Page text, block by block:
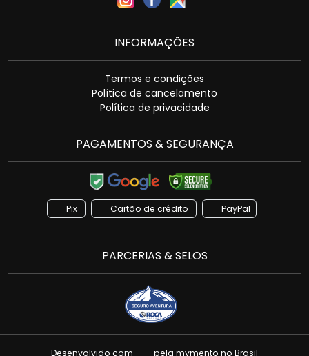
INFORMAÇÕES
Termos e condições
Política de cancelamento
Política de privacidade
PAGAMENTOS & SEGURANÇA
Pix Cartão de crédito PayPal
PARCERIAS & SELOS
Desenvolvido com pela mymento no Brasil